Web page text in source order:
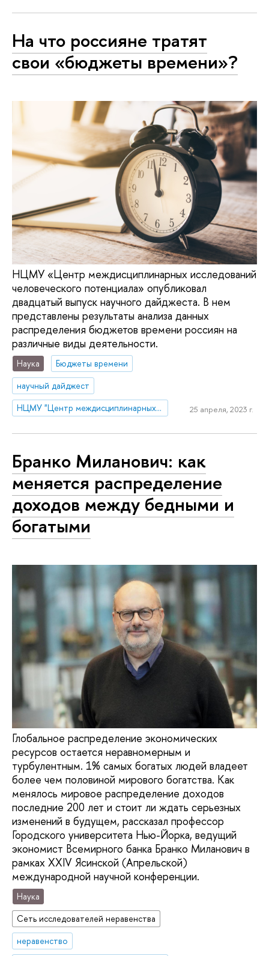
На что россияне тратят
свои «бюджеты времени»?
НЦМУ «Центр междисциплинарных исследований
человеческого потенциала» опубликовал
двадцатый выпуск научного дайджеста. В нем
представлены результаты анализа данных
распределения бюджетов времени россиян на
различные виды деятельности.
Наука
Бюджеты времени
научный дайджест
НЦМУ "Центр междисциплинарных исследований человеческого потенциала"
25 апреля, 2023 г.
Бранко Миланович: как
меняется распределение
доходов между бедными и
богатыми
Глобальное распределение экономических
ресурсов остается неравномерным и
турбулентным. 1% самых богатых людей владеет
более чем половиной мирового богатства. Как
менялось мировое распределение доходов
последние 200 лет и стоит ли ждать серьезных
изменений в будущем, рассказал профессор
Городского университета Нью-Йорка, ведущий
экономист Всемирного банка Бранко Миланович в
рамках XXIV Ясинской (Апрельской)
международной научной конференции.
Наука
Сеть исследователей неравенства
неравенство